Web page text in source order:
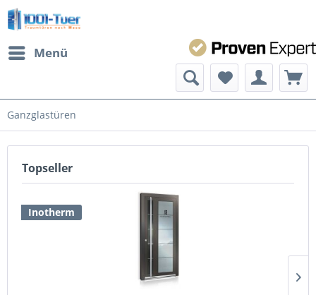
Menü
Ganzglastüren
Topseller
Inotherm